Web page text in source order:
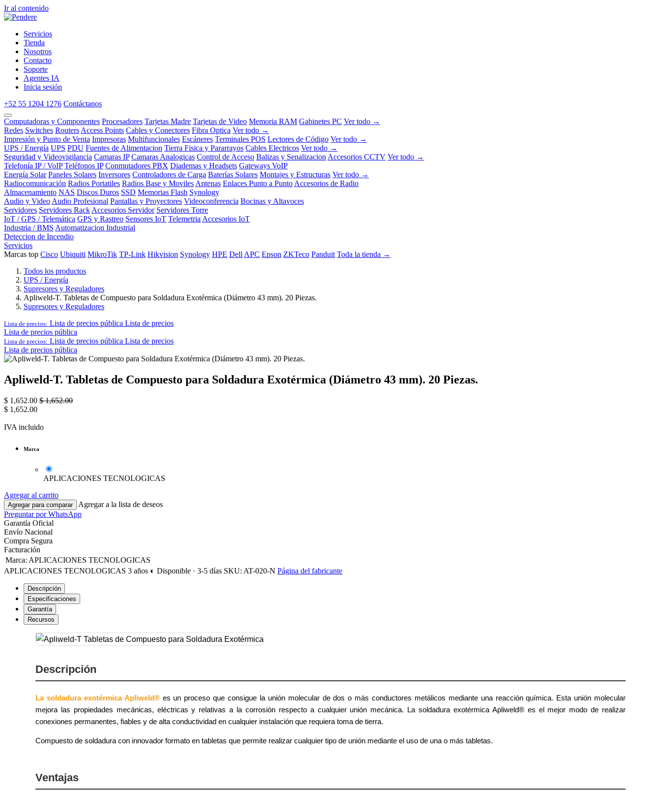
Ir al contenido
Servicios
Tienda
Nosotros
Contacto
Soporte
Agentes IA
Inicia sesión
+52 55 1204 1276 Contáctanos
Computadoras y Componentes Procesadores Tarjetas Madre Tarjetas de Video Memoria RAM Gabinetes PC Ver todo →
Redes Switches Routers Access Points Cables y Conectores Fibra Optica Ver todo →
Impresión y Punto de Venta Impresoras Multifuncionales Escáneres Terminales POS Lectores de Código Ver todo →
UPS / Energía UPS PDU Fuentes de Alimentacion Tierra Fisica y Pararrayos Cables Electricos Ver todo →
Seguridad y Videovigilancia Camaras IP Camaras Analogicas Control de Acceso Balizas y Senalizacion Accesorios CCTV Ver todo →
Telefonía IP / VoIP Teléfonos IP Conmutadores PBX Diademas y Headsets Gateways VoIP
Energía Solar Paneles Solares Inversores Controladores de Carga Baterías Solares Montajes y Estructuras Ver todo →
Radiocomunicación Radios Portatiles Radios Base y Moviles Antenas Enlaces Punto a Punto Accesorios de Radio
Almacenamiento NAS Discos Duros SSD Memorias Flash Synology
Audio y Video Audio Profesional Pantallas y Proyectores Videoconferencia Bocinas y Altavoces
Servidores Servidores Rack Accesorios Servidor Servidores Torre
IoT / GPS / Telemática GPS y Rastreo Sensores IoT Telemetria Accesorios IoT
Industria / BMS Automatizacion Industrial
Deteccion de Incendio
Servicios
Marcas top Cisco Ubiquiti MikroTik TP-Link Hikvision Synology HPE Dell APC Epson ZKTeco Panduit Toda la tienda →
Todos los productos
UPS / Energía
Supresores y Reguladores
Apliweld-T. Tabletas de Compuesto para Soldadura Exotérmica (Diámetro 43 mm). 20 Piezas.
Supresores y Reguladores
Lista de precios: Lista de precios pública Lista de precios
Lista de precios pública
Lista de precios: Lista de precios pública Lista de precios
Lista de precios pública
Apliweld-T. Tabletas de Compuesto para Soldadura Exotérmica (Diámetro 43 mm). 20 Piezas.
$ 1,652.00 $1,652.00
$ 1,652.00
IVA incluido
Marca
APLICACIONES TECNOLOGICAS
Agregar al carrito
Agregar para comparar
Agregar a la lista de deseos
Preguntar por WhatsApp
Garantía Oficial
Envío Nacional
Compra Segura
Facturación
Marca: APLICACIONES TECNOLOGICAS
APLICACIONES TECNOLOGICAS 3 años ◐ Disponible · 3-5 días SKU: AT-020-N Página del fabricante
Descripción
Especificaciones
Garantía
Recursos
Descripción
La soldadura exotérmica Apliweld®es un proceso que consigue la unión molecular de dos o más conductores metálicos mediante una reacción química. Esta unión molecular
mejora las propiedades mecánicas, eléctricas y relativas a la corrosión respecto a cualquier unión mecánica. La soldadura exotérmica Apliweld® es el mejor modo de realizar
conexiones permanentes, fiables y de alta conductividad en cualquier instalación que requiera toma de tierra.
Compuesto de soldadura con innovador formato en tabletas que permite realizar cualquier tipo de unión mediante el uso de una o más tabletas.
Ventajas